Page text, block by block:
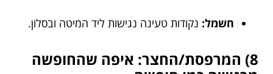
חשמל: נקודות טעינה נגישות ליד המיטה ובסלון.
8) המרפסת/החצר: איפה שהחופשה